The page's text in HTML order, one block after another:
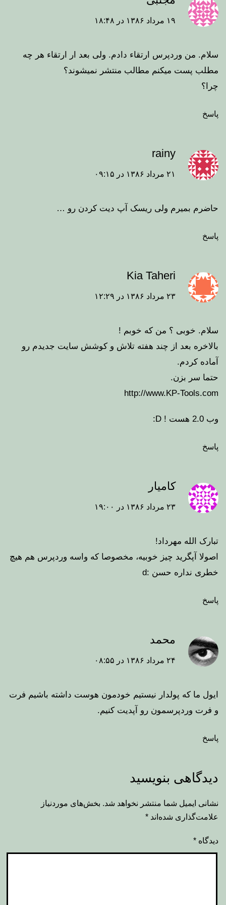
۱۹ مرداد ۱۳۸۶ در ۱۸:۴۸
سلام. من وردپرس ارتقاء دادم. ولی بعد ار ارتقاء هر چه
مطلب پست میکنم مطالب منتشر نمیشوند؟
چرا؟
پاسخ
rainy
۲۱ مرداد ۱۳۸۶ در ۰۹:۱۵
حاضرم بمیرم ولی ریسک آپ دیت کردن رو …
پاسخ
Kia Taheri
۲۳ مرداد ۱۳۸۶ در ۱۲:۲۹
سلام. خوبی ؟ من که خوبم !
بالاخره بعد از چند هفته تلاش و کوشش سایت جدیدم رو
آماده کردم.
حتما سر بزن.
http://www.KP-Tools.com
وب 2.0 هست ! D:
پاسخ
کامیار
۲۳ مرداد ۱۳۸۶ در ۱۹:۰۰
تبارک الله مهرداد!
اصولا آپگرید چیز خوبیه، مخصوصا که واسه وردپرس هم هیچ
خطری نداره حسن :d
پاسخ
محمد
۲۴ مرداد ۱۳۸۶ در ۰۸:۵۵
ایول ما که پولدار نیستیم خودمون هوست داشته باشیم فرت
و فرت وردپرسمون رو آپدیت کنیم.
پاسخ
دیدگاهی بنویسید
نشانی ایمیل شما منتشر نخواهد شد. بخش‌های موردنیاز
علامت‌گذاری شده‌اند *
دیدگاه *